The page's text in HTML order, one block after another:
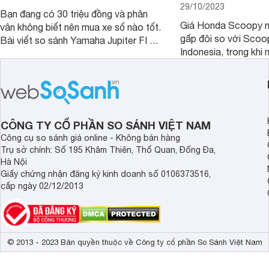
Bạn đang có 30 triệu đồng và phân
vân không biết nên mua xe số nào tốt.
Bài viết so sánh Yamaha Jupiter FI và
29/10/2023
Giá Honda Scoopy
gấp đôi so với
Indonesia, trong khi
chênh lệch giá lớn
sánh Honda
CÔNG TY CỔ PHẦN SO SÁNH VIỆT NAM
Công cụ so sánh giá online - Không bán hàng
Trụ sở chính: Số 195 Khâm Thiên, Thổ Quan, Đống Đa,
Hà Nội
Giấy chứng nhận đăng ký kinh doanh số 0106373516,
cấp ngày 02/12/2013
© 2013 - 2023 Bản quyền thuộc về Công ty cổ phần So Sánh Việt Nam